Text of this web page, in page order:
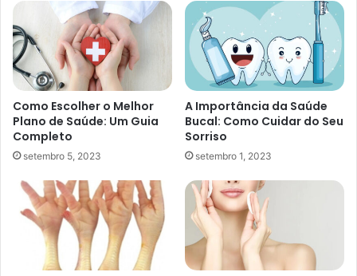
Como Escolher o Melhor
Plano de Saúde: Um Guia
Completo
setembro 5, 2023
A Importância da Saúde
Bucal: Como Cuidar do Seu
Sorriso
setembro 1, 2023